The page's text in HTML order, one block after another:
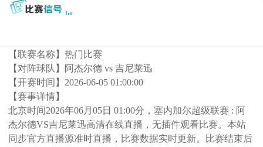
【联赛名称】热门比赛
【对阵球队】 阿杰尔德 vs 吉尼莱迅
【开赛时间】 2026-06-05 01:00:00
【赛事详情】
北京时间2026年06月05日 01:00分，塞内加尔超级联赛 : 阿
杰尔德VS吉尼莱迅高清在线直播，无插件观看比赛。本站
同步官方直播源准时直播，比赛数据实时更新。比赛结束后